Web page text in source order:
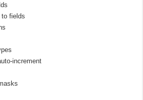
to fields
increment